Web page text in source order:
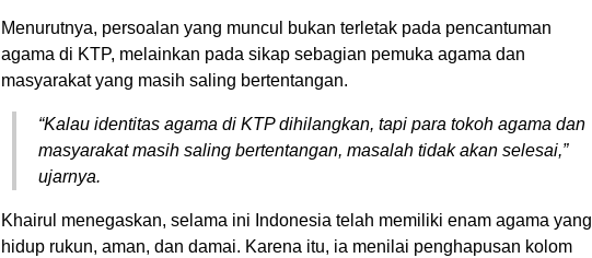
Menurutnya, persoalan yang muncul bukan terletak pada pencantuman
agama di KTP, melainkan pada sikap sebagian pemuka agama dan
masyarakat yang masih saling bertentangan.
“Kalau identitas agama di KTP dihilangkan, tapi para tokoh agama dan
masyarakat masih saling bertentangan, masalah tidak akan selesai,”
ujarnya.
Khairul menegaskan, selama ini Indonesia telah memiliki enam agama yang
hidup rukun, aman, dan damai. Karena itu, ia menilai penghapusan kolom